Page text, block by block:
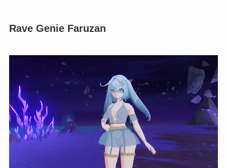
GameBanana
Faruzan Mejiro Bright Costume Mod